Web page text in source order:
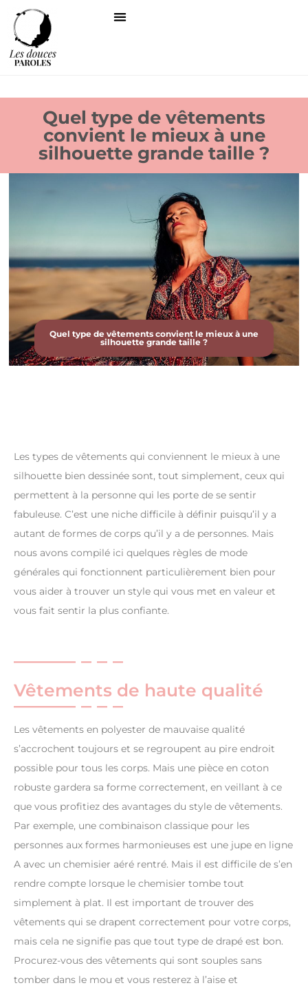
Quel type de vêtements
convient le mieux à une
silhouette grande taille ?
Quel type de vêtements convient le mieux à une
silhouette grande taille ?
Les types de vêtements qui conviennent le mieux à une
silhouette bien dessinée sont, tout simplement, ceux qui
permettent à la personne qui les porte de se sentir
fabuleuse. C’est une niche difficile à définir puisqu’il y a
autant de formes de corps qu’il y a de personnes. Mais
nous avons compilé ici quelques règles de mode
générales qui fonctionnent particulièrement bien pour
vous aider à trouver un style qui vous met en valeur et
vous fait sentir la plus confiante.
Vêtements de haute qualité
Les vêtements en polyester de mauvaise qualité
s’accrochent toujours et se regroupent au pire endroit
possible pour tous les corps. Mais une pièce en coton
robuste gardera sa forme correctement, en veillant à ce
que vous profitiez des avantages du style de vêtements.
Par exemple, une combinaison classique pour les
personnes aux formes harmonieuses est une jupe en ligne
A avec un chemisier aéré rentré. Mais il est difficile de s’en
rendre compte lorsque le chemisier tombe tout
simplement à plat. Il est important de trouver des
vêtements qui se drapent correctement pour votre corps,
mais cela ne signifie pas que tout type de drapé est bon.
Procurez-vous des vêtements qui sont souples sans
tomber dans le mou et vous resterez à l’aise et